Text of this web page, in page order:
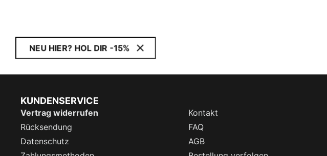
NEU HIER? HOL DIR -15%
KUNDENSERVICE
Vertrag widerrufen
Kontakt
Rücksendung
FAQ
Datenschutz
AGB